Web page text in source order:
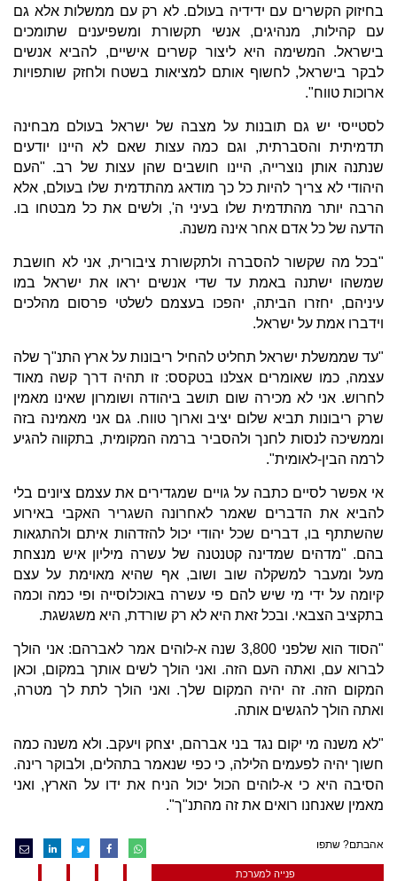
בחיזוק הקשרים עם ידידיה בעולם. לא רק עם ממשלות אלא גם
עם קהילות, מנהיגים, אנשי תקשורת ומשפיענים שתומכים
בישראל. המשימה היא ליצור קשרים אישיים, להביא אנשים
לבקר בישראל, לחשוף אותם למציאות בשטח ולחזק שותפויות
ארוכות טווח".
לסטייסי יש גם תובנות על מצבה של ישראל בעולם מבחינה
תדמיתית והסברתית, וגם כמה עצות שאם לא היינו יודעים
שנתנה אותן נוצרייה, היינו חושבים שהן עצות של רב. "העם
היהודי לא צריך להיות כל כך מודאג מהתדמית שלו בעולם, אלא
הרבה יותר מהתדמית שלו בעיני ה', ולשים את כל מבטחו בו.
הדעה של כל אדם אחר אינה משנה.
"בכל מה שקשור להסברה ולתקשורת ציבורית, אני לא חושבת
שמשהו ישתנה באמת עד שדי אנשים יראו את ישראל במו
עיניהם, יחזרו הביתה, יהפכו בעצמם לשלטי פרסום מהלכים
וידברו אמת על ישראל.
"עד שממשלת ישראל תחליט להחיל ריבונות על ארץ התנ"ך שלה
עצמה, כמו שאומרים אצלנו בטקסס: זו תהיה דרך קשה מאוד
לחרוש. אני לא מכירה שום תושב ביהודה ושומרון שאינו מאמין
שרק ריבונות תביא שלום יציב וארוך טווח. גם אני מאמינה בזה
וממשיכה לנסות לחנך ולהסביר ברמה המקומית, בתקווה להגיע
לרמה הבין-לאומית".
אי אפשר לסיים כתבה על גויים שמגדירים את עצמם ציונים בלי
להביא את הדברים שאמר לאחרונה השגריר האקבי באירוע
שהשתתף בו, דברים שכל יהודי יכול להזדהות איתם ולהתגאות
בהם. "מדהים שמדינה קטנטנה של עשרה מיליון איש מנצחת
מעל ומעבר למשקלה שוב ושוב, אף שהיא מאוימת על עצם
קיומה על ידי מי שיש להם פי עשרה באוכלוסייה ופי כמה וכמה
בתקציב הצבאי. ובכל זאת היא לא רק שורדת, היא משגשגת.
"הסוד הוא שלפני 3,800 שנה א-לוהים אמר לאברהם: אני הולך
לברוא עם, ואתה העם הזה. ואני הולך לשים אותך במקום, וכאן
המקום הזה. זה יהיה המקום שלך. ואני הולך לתת לך מטרה,
ואתה הולך להגשים אותה.
"לא משנה מי יקום נגד בני אברהם, יצחק ויעקב. ולא משנה כמה
חשוך יהיה לפעמים הלילה, כי כפי שנאמר בתהלים, ולבוקר רינה.
הסיבה היא כי א-לוהים הכול יכול הניח את ידו על הארץ, ואני
מאמין שאנחנו רואים את זה מהתנ"ך".
אהבתם? שתפו
פנייה למערכת